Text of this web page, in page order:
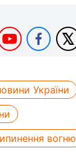
України
вогню